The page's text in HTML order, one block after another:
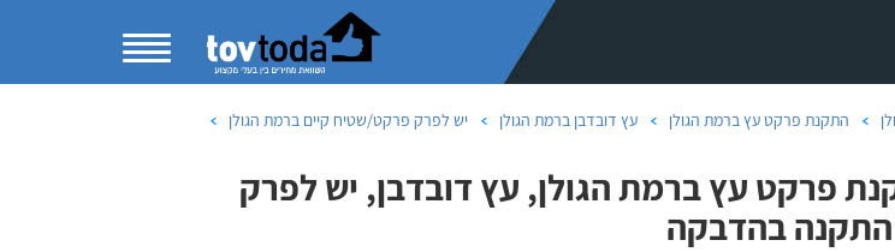
התקנת פרקט עץ ברמת הגולן עץ דובדבן ברמת הגולן
יש לפרק פרקט/שטיח קיים ברמת הגולן
פרקט עץ ברמת הגולן, עץ דובדבן, יש לפרק
בהדבקה